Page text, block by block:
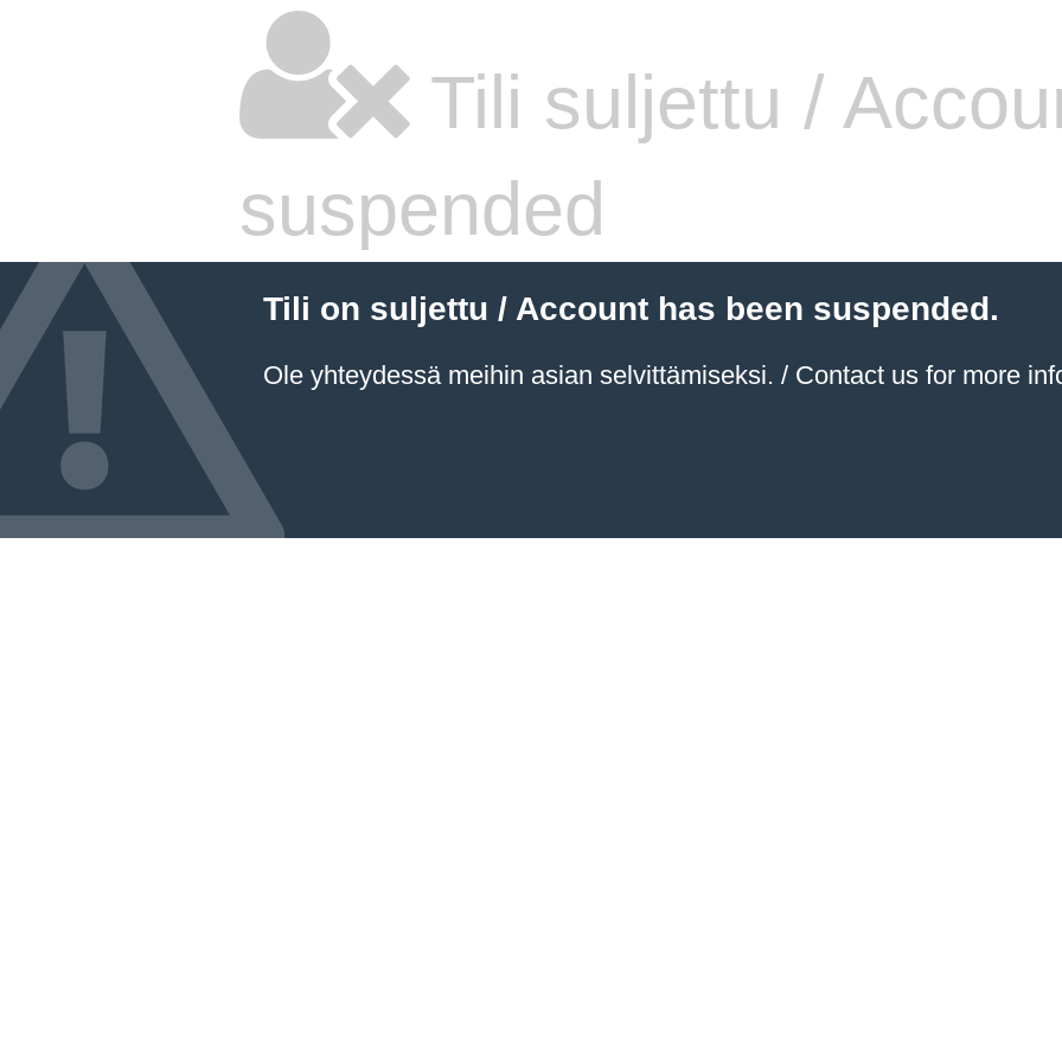
Tili suljettu /
suspended
Tili on suljettu / Account has been suspended.
Ole yhteydessä meihin asian selvittämiseksi. / Contact us for more